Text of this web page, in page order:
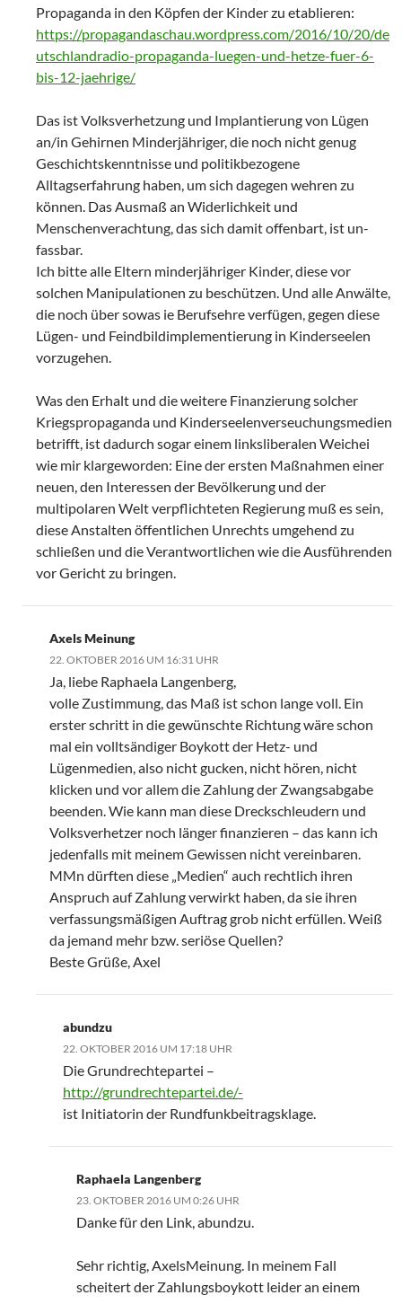
Propaganda in den Köpfen der Kinder zu etablieren:
https://propagandaschau.wordpress.com/2016/10/20/de
utschlandradio-propaganda-luegen-und-hetze-fuer-6-
bis-12-jaehrige/
Das ist Volksverhetzung und Implantierung von Lügen
an/in Gehirnen Minderjähriger, die noch nicht genug
Geschichtskenntnisse und politikbezogene
Alltagserfahrung haben, um sich dagegen wehren zu
können. Das Ausmaß an Widerlichkeit und
Menschenverachtung, das sich damit offenbart, ist un-
fassbar.
Ich bitte alle Eltern minderjähriger Kinder, diese vor
solchen Manipulationen zu beschützen. Und alle Anwälte,
die noch über sowas ie Berufsehre verfügen, gegen diese
Lügen- und Feindbildimplementierung in Kinderseelen
vorzugehen.
Was den Erhalt und die weitere Finanzierung solcher
Kriegspropaganda und Kinderseelenverseuchungsmedien
betrifft, ist dadurch sogar einem linksliberalen Weichei
wie mir klargeworden: Eine der ersten Maßnahmen einer
neuen, den Interessen der Bevölkerung und der
multipolaren Welt verpflichteten Regierung muß es sein,
diese Anstalten öffentlichen Unrechts umgehend zu
schließen und die Verantwortlichen wie die Ausführenden
vor Gericht zu bringen.
Axels Meinung
22. OKTOBER 2016 UM 16:31 UHR
Ja, liebe Raphaela Langenberg,
volle Zustimmung, das Maß ist schon lange voll. Ein
erster schritt in die gewünschte Richtung wäre schon
mal ein volltsändiger Boykott der Hetz- und
Lügenmedien, also nicht gucken, nicht hören, nicht
klicken und vor allem die Zahlung der Zwangsabgabe
beenden. Wie kann man diese Dreckschleudern und
Volksverhetzer noch länger finanzieren – das kann ich
jedenfalls mit meinem Gewissen nicht vereinbaren.
MMn dürften diese „Medien“ auch rechtlich ihren
Anspruch auf Zahlung verwirkt haben, da sie ihren
verfassungsmäßigen Auftrag grob nicht erfüllen. Weiß
da jemand mehr bzw. seriöse Quellen?
Beste Grüße, Axel
abundzu
22. OKTOBER 2016 UM 17:18 UHR
Die Grundrechtepartei –
http://grundrechtepartei.de/-
ist Initiatorin der Rundfunkbeitragsklage.
Raphaela Langenberg
23. OKTOBER 2016 UM 0:26 UHR
Danke für den Link, abundzu.
Sehr richtig, AxelsMeinung. In meinem Fall
scheitert der Zahlungsboykott leider an einem